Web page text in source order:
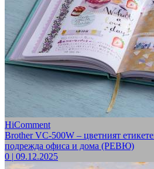
HiComment
Brother VC-500W – цветният
подрежда офиса и дома (РЕВЮ)
0 | 09.12.2025